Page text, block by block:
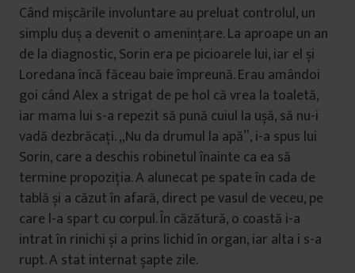
Când mișcările involuntare au preluat controlul, un
simplu duș a devenit o amenințare. La aproape un an
de la diagnostic, Sorin era pe picioarele lui, iar el și
Loredana încă făceau baie împreună. Erau amândoi
goi când Alex a strigat de pe hol că vrea la toaletă,
iar mama lui s-a repezit să pună cuiul la ușă, să nu-i
vadă dezbrăcați. „Nu da drumul la apă”, i-a spus lui
Sorin, care a deschis robinetul înainte ca ea să
termine propoziția. A alunecat pe spate în cada de
tablă și a căzut în afară, direct pe vasul de veceu, pe
care l-a spart cu corpul. În căzătură, o coastă i-a
intrat în rinichi și a prins lichid în organ, iar alta i s-a
rupt. A stat internat șapte zile.